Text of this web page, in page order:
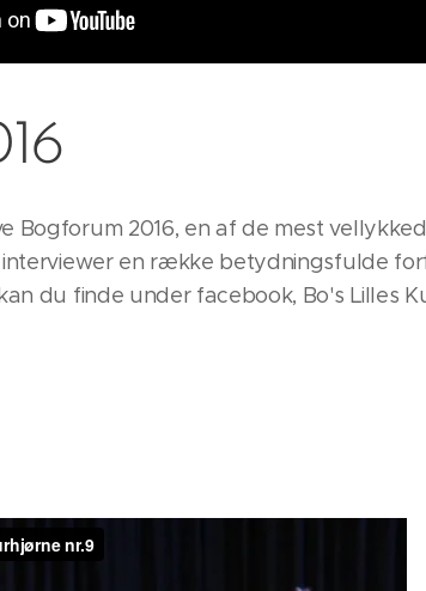
Bogforum 2016, en af de mest
interviewer en række betydningsfulde
du finde under facebook, Bo's Lilles